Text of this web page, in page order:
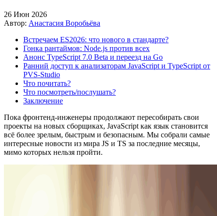
26 Июн 2026
Автор: Анастасия Воробьёва
Встречаем ES2026: что нового в стандарте?
Гонка рантаймов: Node.js против всех
Анонс TypeScript 7.0 Beta и переезд на Go
Ранний доступ к анализаторам JavaScript и TypeScript от
PVS-Studio
Что почитать?
Что посмотреть/послушать?
Заключение
Пока фронтенд-инженеры продолжают пересобирать свои
проекты на новых сборщиках, JavaScript как язык становится
всё более зрелым, быстрым и безопасным. Мы собрали самые
интересные новости из мира JS и TS за последние месяцы,
мимо которых нельзя пройти.